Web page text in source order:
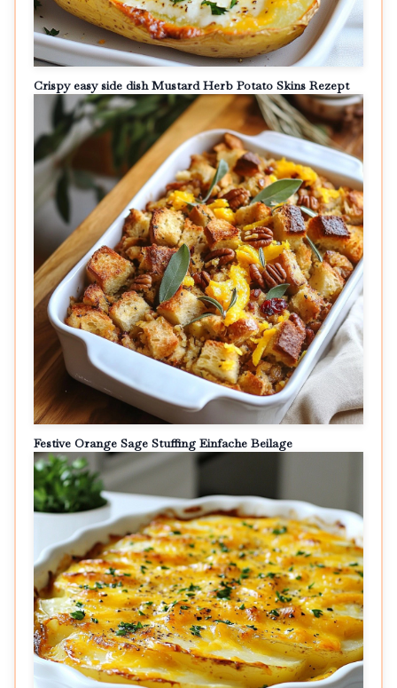
Crispy easy side dish Mustard Herb Potato Skins Rezept
Festive Orange Sage Stuffing Einfache Beilage